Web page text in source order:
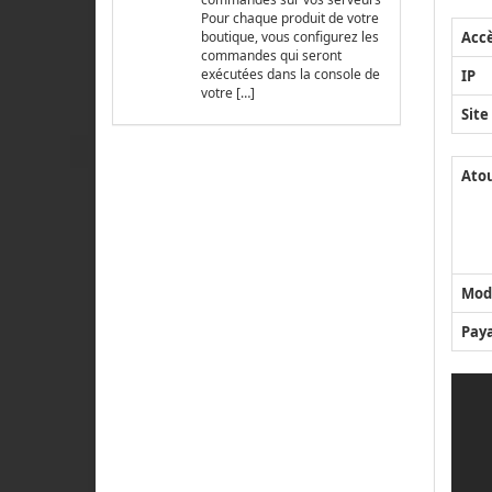
Pour chaque produit de votre
boutique, vous configurez les
commandes qui seront
exécutées dans la console de
votre […]
IP
Site